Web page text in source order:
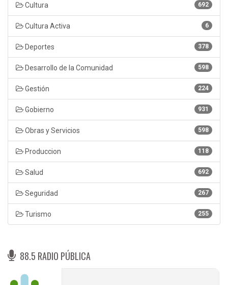
692
Cultura
6
Cultura Activa
378
Deportes
598
Desarrollo de la Comunidad
224
Gestión
931
Gobierno
598
Obras y Servicios
118
Produccion
692
Salud
267
Seguridad
255
Turismo
88.5 RADIO PÚBLICA